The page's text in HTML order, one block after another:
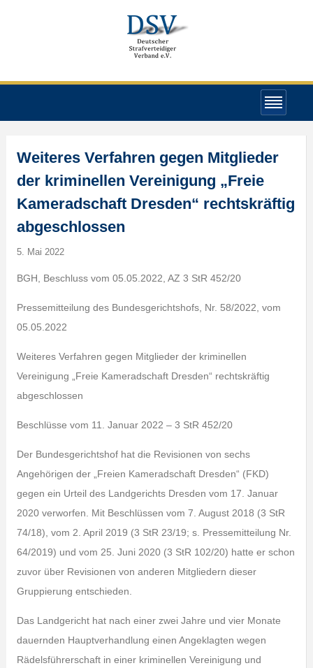
Weiteres Verfahren gegen Mitglieder
der kriminellen Vereinigung „Freie
Kameradschaft Dresden“ rechtskräftig
abgeschlossen
5. Mai 2022
BGH, Beschluss vom 05.05.2022, AZ 3 StR 452/20
Pressemitteilung des Bundesgerichtshofs, Nr. 58/2022, vom
05.05.2022
Weiteres Verfahren gegen Mitglieder der kriminellen
Vereinigung „Freie Kameradschaft Dresden“ rechtskräftig
abgeschlossen
Beschlüsse vom 11. Januar 2022 – 3 StR 452/20
Der Bundesgerichtshof hat die Revisionen von sechs
Angehörigen der „Freien Kameradschaft Dresden“ (FKD)
gegen ein Urteil des Landgerichts Dresden vom 17. Januar
2020 verworfen. Mit Beschlüssen vom 7. August 2018 (3 StR
74/18), vom 2. April 2019 (3 StR 23/19; s. Pressemitteilung Nr.
64/2019) und vom 25. Juni 2020 (3 StR 102/20) hatte er schon
zuvor über Revisionen von anderen Mitgliedern dieser
Gruppierung entschieden.
Das Landgericht hat nach einer zwei Jahre und vier Monate
dauernden Hauptverhandlung einen Angeklagten wegen
Rädelsführerschaft in einer kriminellen Vereinigung und